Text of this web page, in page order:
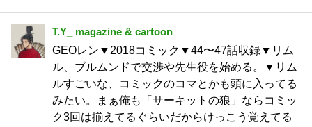
T.Y_ magazine & cartoon
GEOレン▼2018コミック▼44〜47話収録▼リム
ル、ブルムンドで交渉や先生役を始める。▼リム
ルすごいな、コミックのコマとかも頭に入ってる
みたい。まぁ俺も「サーキットの狼」ならコミッ
ク3回は揃えてるぐらいだからけっこう覚えてる